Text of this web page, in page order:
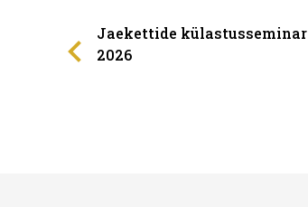
Jaekettide külastusseminar
2026